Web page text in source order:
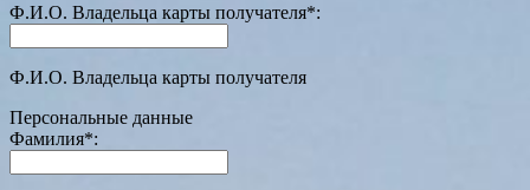
Ф.И.О. Владельца карты получателя*:
Ф.И.О. Владельца карты получателя
Персональные данные
Фамилия*: